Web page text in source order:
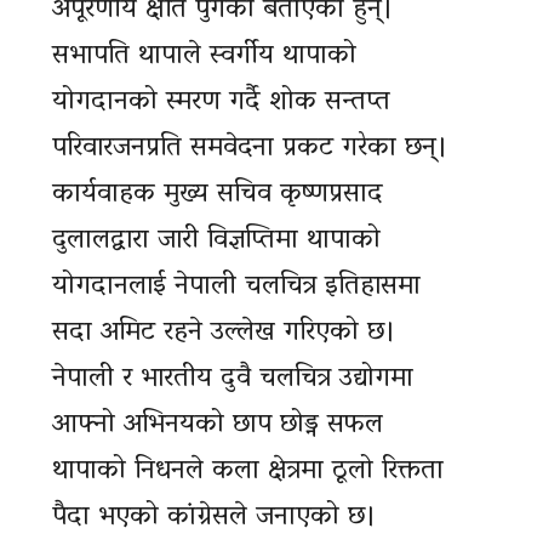
अपूरणीय क्षति पुगेको बताएका हुन्।
सभापति थापाले स्वर्गीय थापाको
योगदानको स्मरण गर्दै शोक सन्तप्त
परिवारजनप्रति समवेदना प्रकट गरेका छन्।
कार्यवाहक मुख्य सचिव कृष्णप्रसाद
दुलालद्वारा जारी विज्ञप्तिमा थापाको
योगदानलाई नेपाली चलचित्र इतिहासमा
सदा अमिट रहने उल्लेख गरिएको छ।
नेपाली र भारतीय दुवै चलचित्र उद्योगमा
आफ्नो अभिनयको छाप छोड्न सफल
थापाको निधनले कला क्षेत्रमा ठूलो रिक्तता
पैदा भएको कांग्रेसले जनाएको छ।